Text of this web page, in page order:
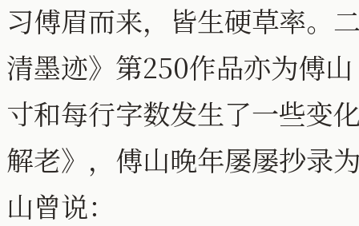
习傅眉而来，皆生硬草率。
清墨迹》第250作品亦为傅
寸和每行字数发生了一些变
解老》，傅山晚年屡屡抄录
山曾说：